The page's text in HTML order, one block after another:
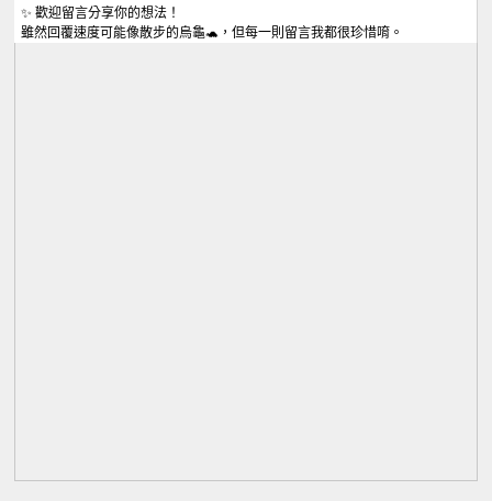
✨ 歡迎留言分享你的想法！
雖然回覆速度可能像散步的烏龜🐢，但每一則留言我都很珍惜唷。